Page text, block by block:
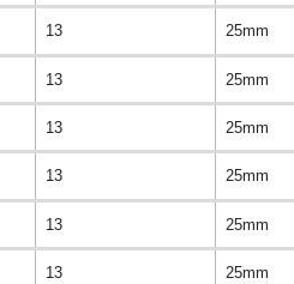
13 25mm
13 25mm
13 25mm
13 25mm
13 25mm
13 25mm